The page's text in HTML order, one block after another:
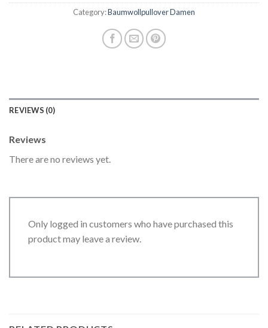
Category:Baumwollpullover Damen
REVIEWS (0)
Reviews
There are no reviews yet.
Only logged in customers who have purchased this
product may leave a review.